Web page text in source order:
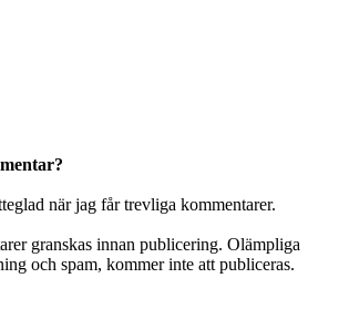
när jag får trevliga kommentarer.
granskas innan publicering. Olämpliga
och spam, kommer inte att publiceras.